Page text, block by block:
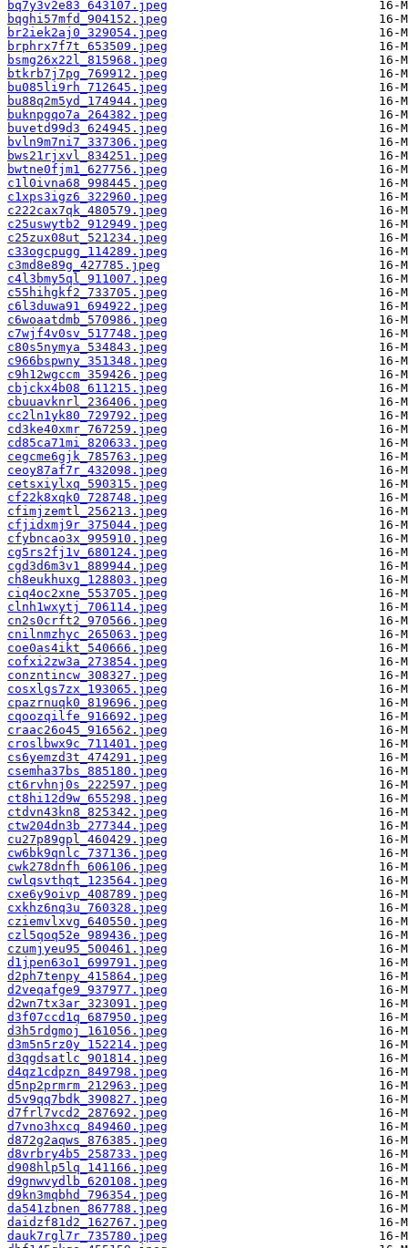
bq7y3v2e83_643107.jpeg
bqghi57mfd_904152.jpeg
br2iek2aj0_329054.jpeg
brphrx7f7t_653509.jpeg
bsmg26x22l_815968.jpeg
btkrb7j7pg_769912.jpeg
bu085li9rh_712645.jpeg
bu88q2m5yd_174944.jpeg
buknpgqo7a_264382.jpeg
buvetd99d3_624945.jpeg
bvln9m7ni7_337306.jpeg
bws21rjxvl_834251.jpeg
bwtne0fjm1_627756.jpeg
c1l0ivna68_998445.jpeg
c1xps3igz6_322960.jpeg
c222cax7qk_480579.jpeg
c25uswytb2_912949.jpeg
c25zux08ut_521234.jpeg
c33ogcpugg_114289.jpeg
c3md8e89g_427785.jpeg
c4l3bmy5ql_911007.jpeg
c55hihgkf2_733705.jpeg
c6l3duwa91_694922.jpeg
c6woaatdmb_570986.jpeg
c7wjf4v0sv_517748.jpeg
c80s5nymya_534843.jpeg
c966bspwny_351348.jpeg
c9h12wgccm_359426.jpeg
cbjckx4b08_611215.jpeg
cbuuavknrl_236406.jpeg
cc2ln1yk80_729792.jpeg
cd3ke40xmr_767259.jpeg
cd85ca71mi_820633.jpeg
cegcme6gjk_785763.jpeg
ceoy87af7r_432098.jpeg
cetsxiylxq_590315.jpeg
cf22k8xqk0_728748.jpeg
cfimjzemtl_256213.jpeg
cfjidxmj9r_375044.jpeg
cfybncao3x_995910.jpeg
cg5rs2fj1v_680124.jpeg
cgd3d6m3v1_889944.jpeg
ch8eukhuxg_128803.jpeg
ciq4oc2xne_553705.jpeg
clnh1wxytj_706114.jpeg
cn2s0crft2_970566.jpeg
cnilnmzhyc_265063.jpeg
coe0as4ikt_540666.jpeg
cofxi2zw3a_273854.jpeg
conzntincw_308327.jpeg
cosxlgs7zx_193065.jpeg
cpazrnuqk0_819696.jpeg
cqoozqilfe_916692.jpeg
craac26o45_916562.jpeg
croslbwx9c_711401.jpeg
cs6yemzd3t_474291.jpeg
csemha37bs_885180.jpeg
ct6rvhnj0s_222597.jpeg
ct8hi12d9w_655298.jpeg
ctdvn43kn8_825342.jpeg
ctw204dn3b_277344.jpeg
cu27p89gpl_460429.jpeg
cw6bk9qnlc_737136.jpeg
cwk278dnfh_606106.jpeg
cwlqsvthqt_123564.jpeg
cxe6y9oivp_408789.jpeg
cxkhz6nq3u_760328.jpeg
cziemvlxvg_640550.jpeg
czl5qoq52e_989436.jpeg
czumjyeu95_500461.jpeg
d1jpen63o1_699791.jpeg
d2ph7tenpy_415864.jpeg
d2veqafge9_937977.jpeg
d2wn7tx3ar_323091.jpeg
d3f07ccd1q_687950.jpeg
d3h5rdgmoj_161056.jpeg
d3m5n5rz0y_152214.jpeg
d3qgdsatlc_901814.jpeg
d4qz1cdpzn_849798.jpeg
d5np2prmrm_212963.jpeg
d5v9qq7bdk_390827.jpeg
d7frl7vcd2_287692.jpeg
d7vno3hxcq_849460.jpeg
d872g2aqws_876385.jpeg
d8vrbry4b5_258733.jpeg
d908hlp5lq_141166.jpeg
d9gnwvydlb_620108.jpeg
d9kn3mqbhd_796354.jpeg
da541zbnen_867788.jpeg
daidzf81d2_162767.jpeg
dauk7rgl7r_735780.jpeg